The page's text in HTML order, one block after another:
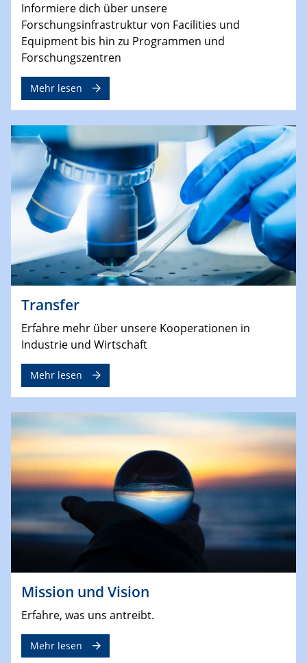
Informiere dich über unsere
Forschungsinfrastruktur von Facilities und
Equipment bis hin zu Programmen und
Forschungszentren
Mehr lesen
Transfer
Erfahre mehr über unsere Kooperationen in
Industrie und Wirtschaft
Mehr lesen
Mission und Vision
Erfahre, was uns antreibt.
Mehr lesen